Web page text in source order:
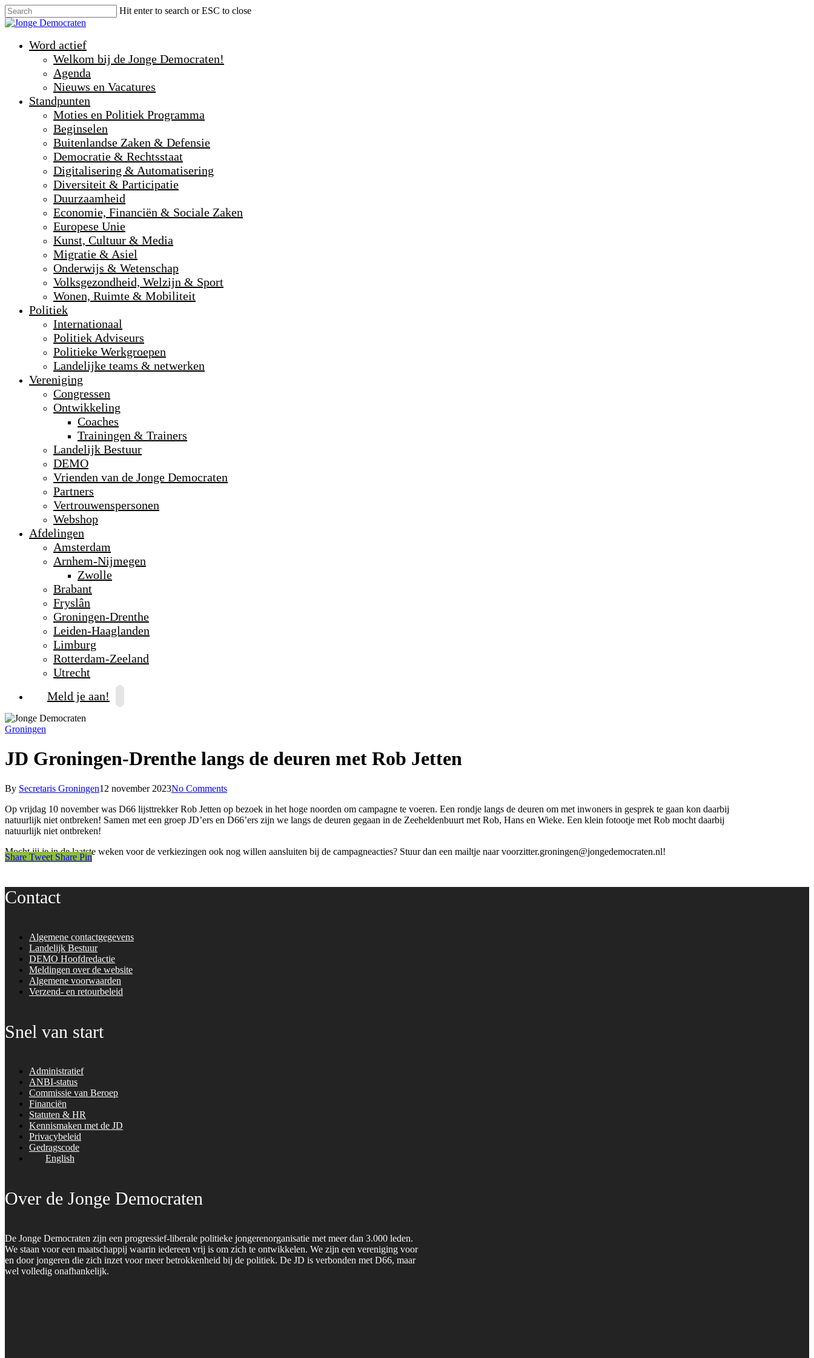
Hit enter to search or ESC to close
Word actief
Welkom bij de Jonge Democraten!
Agenda
Nieuws en Vacatures
Standpunten
Moties en Politiek Programma
Beginselen
Buitenlandse Zaken & Defensie
Democratie & Rechtsstaat
Digitalisering & Automatisering
Diversiteit & Participatie
Duurzaamheid
Economie, Financiën & Sociale Zaken
Europese Unie
Kunst, Cultuur & Media
Migratie & Asiel
Onderwijs & Wetenschap
Volksgezondheid, Welzijn & Sport
Wonen, Ruimte & Mobiliteit
Politiek
Internationaal
Politiek Adviseurs
Politieke Werkgroepen
Landelijke teams & netwerken
Vereniging
Congressen
Ontwikkeling
Coaches
Trainingen & Trainers
Landelijk Bestuur
DEMO
Vrienden van de Jonge Democraten
Partners
Vertrouwenspersonen
Webshop
Afdelingen
Amsterdam
Arnhem-Nijmegen
Zwolle
Brabant
Fryslân
Groningen-Drenthe
Leiden-Haaglanden
Limburg
Rotterdam-Zeeland
Utrecht
Meld je aan!
Groningen
JD Groningen-Drenthe langs de deuren met Rob Jetten
By Secretaris Groningen12 november 2023No Comments
Op vrijdag 10 november was D66 lijsttrekker Rob Jetten op bezoek in het hoge noorden om campagne te voeren. Een rondje langs de deuren om met inwoners in gesprek te gaan kon daarbij
natuurlijk niet ontbreken! Samen met een groep JD’ers en D66’ers zijn we langs de deuren gegaan in de Zeeheldenbuurt met Rob, Hans en Wieke. Een klein fotootje met Rob mocht daarbij
natuurlijk niet ontbreken!
Mocht jij je in de laatste weken voor de verkiezingen ook nog willen aansluiten bij de campagneacties? Stuur dan een mailtje naar voorzitter.groningen@jongedemocraten.nl!
Share Tweet Share Pin
Contact
Algemene contactgegevens
Landelijk Bestuur
DEMO Hoofdredactie
Meldingen over de website
Algemene voorwaarden
Verzend- en retourbeleid
Snel van start
Administratief
ANBI-status
Commissie van Beroep
Financiën
Statuten & HR
Kennismaken met de JD
Privacybeleid
Gedragscode
English
Over de Jonge Democraten
De Jonge Democraten zijn een progressief-liberale politieke jongerenorganisatie met meer dan 3.000 leden.
We staan voor een maatschappij waarin iedereen vrij is om zich te ontwikkelen. We zijn een vereniging voor
en door jongeren die zich inzet voor meer betrokkenheid bij de politiek. De JD is verbonden met D66, maar
wel volledig onafhankelijk.